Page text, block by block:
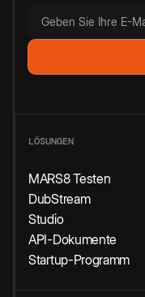
LÖSUNGEN
MARS8 Testen
DubStream
Studio
API-Dokumente
Startup-Programm